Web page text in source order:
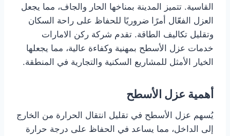
القاسية. تتميز المدينة بمناخها الحار والجاف، مما يجعل
العزل الفعّال أمرًا ضروريًا للحفاظ على راحة السكان
وتقليل تكاليف الطاقة. تقدم شركة ركن الامارات
خدمات عزل الأسطح بمهنية وكفاءة عالية، مما يجعلها
الخيار الأمثل للمشاريع السكنية والتجارية في المنطقة.
أهمية عزل الأسطح
يُسهم عزل الأسطح في تقليل انتقال الحرارة من الخارج
إلى الداخل، مما يساعد في الحفاظ على درجة حرارة